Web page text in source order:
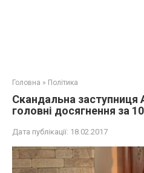
Головна » Політика
Скандальна заступниця
головні досягнення за
Дата публікації: 18.02.2017